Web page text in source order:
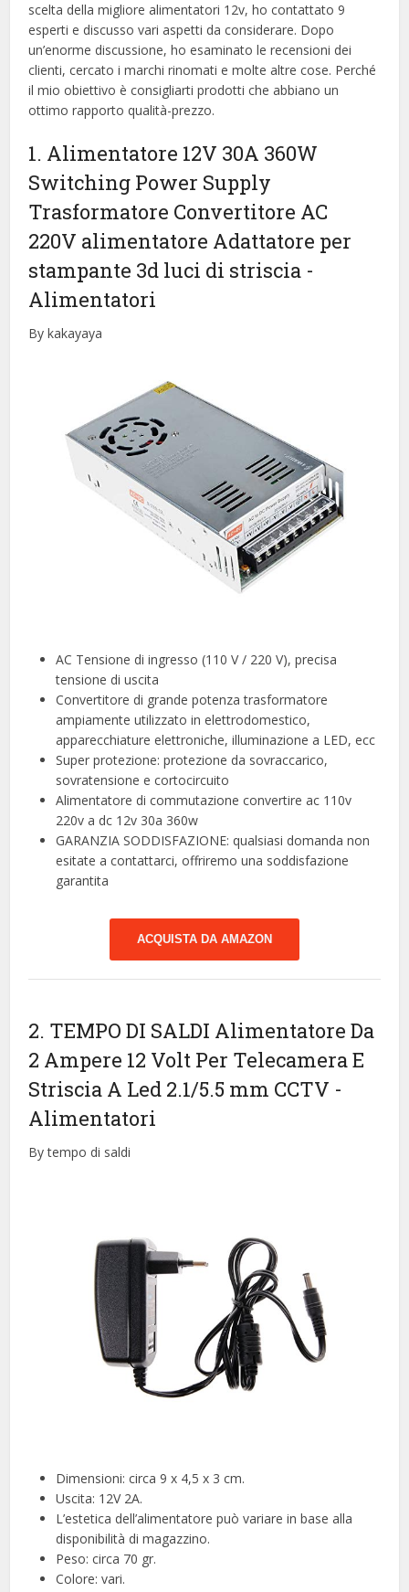
scelta della migliore alimentatori 12v, ​​ho contattato 9
esperti e discusso vari aspetti da considerare. Dopo
un’enorme discussione, ho esaminato le recensioni dei
clienti, cercato i marchi rinomati e molte altre cose. Perché
il mio obiettivo è consigliarti prodotti che abbiano un
ottimo rapporto qualità-prezzo.
1. Alimentatore 12V 30A 360W
Switching Power Supply
Trasformatore Convertitore AC
220V alimentatore Adattatore per
stampante 3d luci di striscia -
Alimentatori
By kakayaya
AC Tensione di ingresso (110 V / 220 V), precisa
tensione di uscita
Convertitore di grande potenza trasformatore
ampiamente utilizzato in elettrodomestico,
apparecchiature elettroniche, illuminazione a LED, ecc
Super protezione: protezione da sovraccarico,
sovratensione e cortocircuito
Alimentatore di commutazione convertire ac 110v
220v a dc 12v 30a 360w
GARANZIA SODDISFAZIONE: qualsiasi domanda non
esitate a contattarci, offriremo una soddisfazione
garantita
ACQUISTA DA AMAZON
2. TEMPO DI SALDI Alimentatore Da
2 Ampere 12 Volt Per Telecamera E
Striscia A Led 2.1/5.5 mm CCTV -
Alimentatori
By tempo di saldi
Dimensioni: circa 9 x 4,5 x 3 cm.
Uscita: 12V 2A.
L’estetica dell’alimentatore può variare in base alla
disponibilità di magazzino.
Peso: circa 70 gr.
Colore: vari.